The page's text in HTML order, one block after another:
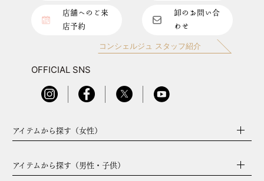
店舗へのご来
店予約
卸のお問い合
わせ
コンシェルジュ スタッフ紹介
OFFICIAL SNS
アイテムから探す（女性）
アイテムから探す（男性・子供）